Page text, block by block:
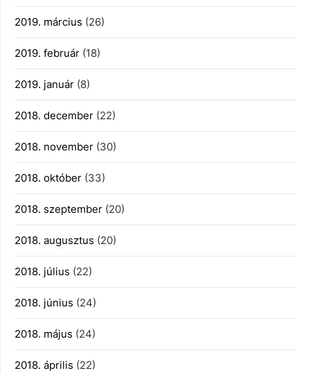
2019. március (26)
2019. február (18)
2019. január (8)
2018. december (22)
2018. november (30)
2018. október (33)
2018. szeptember (20)
2018. augusztus (20)
2018. július (22)
2018. június (24)
2018. május (24)
2018. április (22)